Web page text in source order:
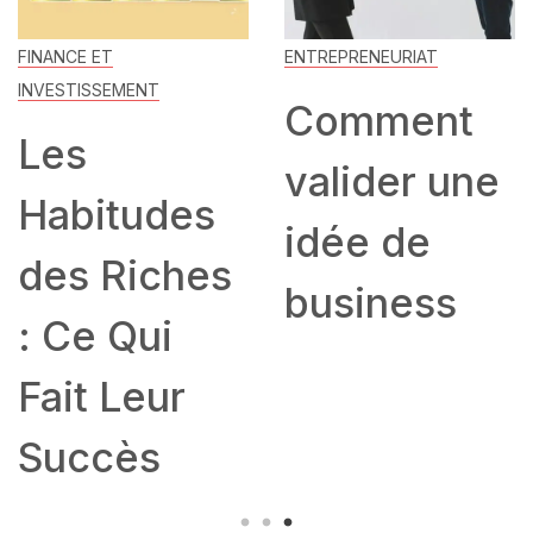
FINANCE ET
INVESTISSEMENT
Les
Habitudes
des Riches
: Ce Qui
Fait Leur
Succès
ENTREPRENEURIAT
Comment
valider une
idée de
business